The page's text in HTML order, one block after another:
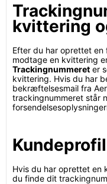
kvittering
Efter du har oprettet en
modtage en kvittering
Trackingnummeret er
kvittering. Hvis du har
bekræftelsesmail fra
trackingnummeret står
Hvis du har oprettet en
du finde dit